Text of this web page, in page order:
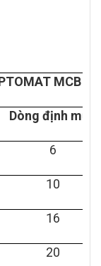
MCB
Dòng định mức
6
10
16
20